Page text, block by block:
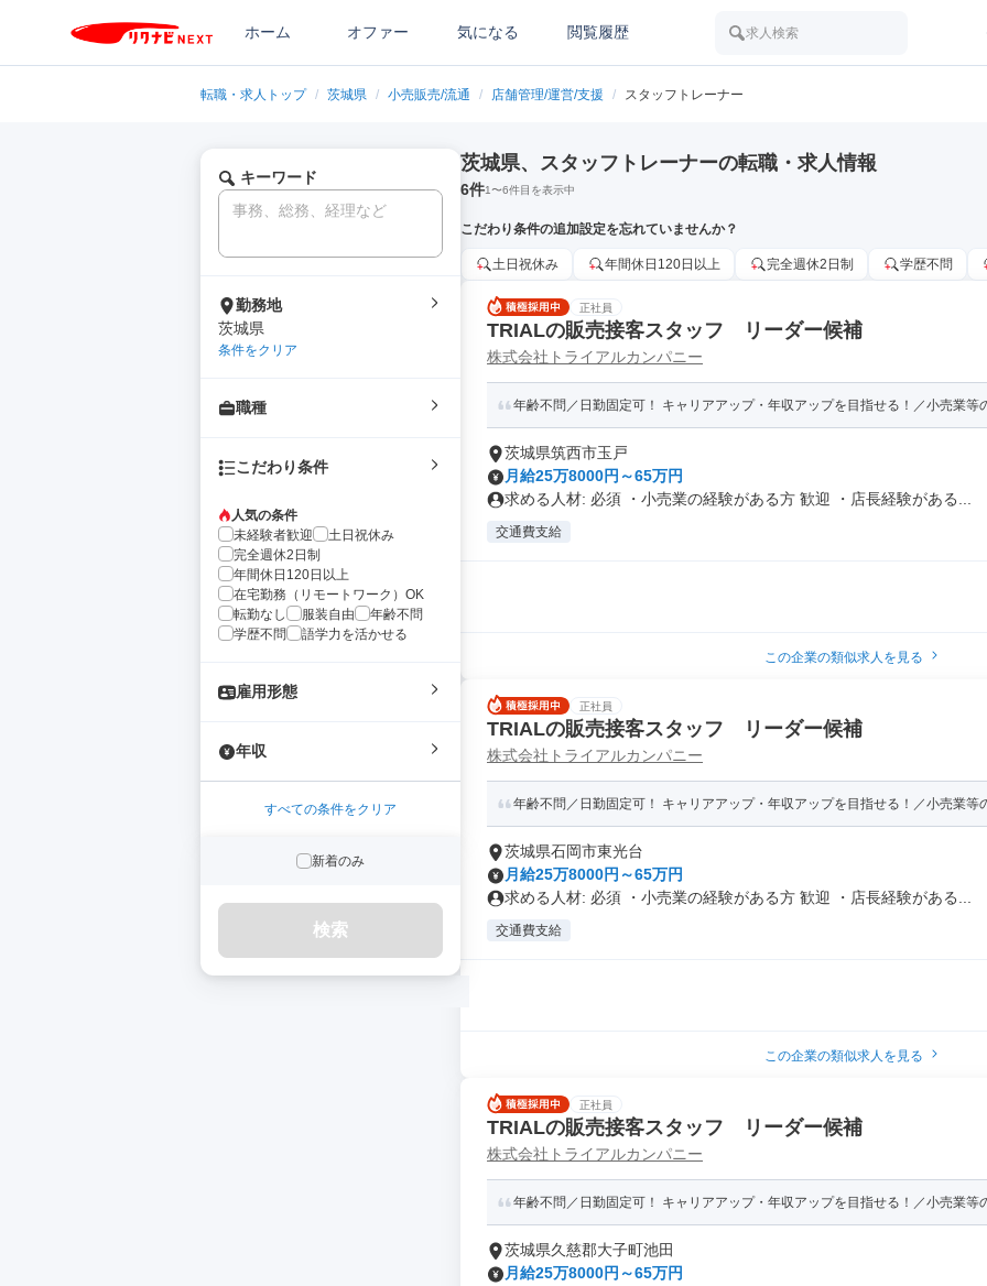
ホーム オファー 気になる 閲覧履歴 求人検索
転職・求人トップ / 茨城県 / 小売販売/流通 / 店舗管理/運営/支援 / スタッフトレーナー
キーワード
勤務地
茨城県
条件をクリア
職種
こだわり条件
人気の条件
未経験者歓迎
土日祝休み
完全週休2日制
年間休日120日以上
在宅勤務（リモートワーク）OK
転勤なし
服装自由
年齢不問
学歴不問
語学力を活かせる
雇用形態
年収
すべての条件をクリア
新着のみ
検索
茨城県、スタッフトレーナーの転職・求人情報
6件1〜6件目を表示中
こだわり条件の追加設定を忘れていませんか？
土日祝休み 年間休日120日以上 完全週休2日制 学歴不問
正社員
TRIALの販売接客スタッフ リーダー候補
株式会社トライアルカンパニー
年齢不問／日勤固定可！ キャリアアップ・年収アップを目指せる！／小売業等
茨城県筑西市玉戸
月給25万8000円～65万円
求める人材: 必須 ・小売業の経験がある方 歓迎 ・店長経験がある...
交通費支給
この企業の類似求人を見る
正社員
TRIALの販売接客スタッフ リーダー候補
株式会社トライアルカンパニー
年齢不問／日勤固定可！ キャリアアップ・年収アップを目指せる！／小売業等
茨城県石岡市東光台
月給25万8000円～65万円
求める人材: 必須 ・小売業の経験がある方 歓迎 ・店長経験がある...
交通費支給
この企業の類似求人を見る
正社員
TRIALの販売接客スタッフ リーダー候補
株式会社トライアルカンパニー
年齢不問／日勤固定可！ キャリアアップ・年収アップを目指せる！／小売業等
茨城県久慈郡大子町池田
月給25万8000円～65万円